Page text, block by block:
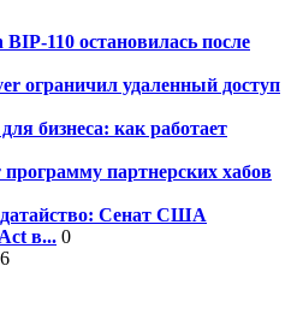
110 остановилась после
ограничил удаленный доступ
бизнеса: как работает
партнерских хабов
Сенат США
в... 0